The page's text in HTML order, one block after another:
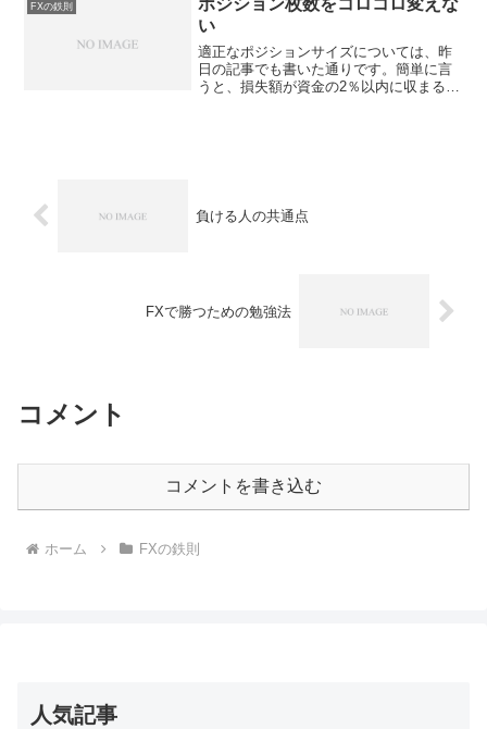
FXの鉄則
い
適正なポジションサイズについては、昨
日の記事でも書いた通りです。簡単に言
うと、損失額が資金の2％以内に収まるよ
負ける人の共通点
FXで勝つための勉強法
コメント
コメントを書き込む
ホーム FXの鉄則
人気記事